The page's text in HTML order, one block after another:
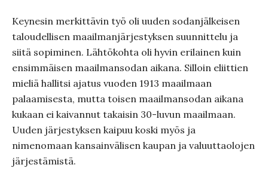
Keynesin merkittävin työ oli uuden sodanjälkeisen
taloudellisen maailmanjärjestyksen suunnittelu ja
siitä sopiminen. Lähtökohta oli hyvin erilainen kuin
ensimmäisen maailmansodan aikana. Silloin eliittien
mieliä hallitsi ajatus vuoden 1913 maailmaan
palaamisesta, mutta toisen maailmansodan aikana
kukaan ei kaivannut takaisin 30-luvun maailmaan.
Uuden järjestyksen kaipuu koski myös ja
nimenomaan kansainvälisen kaupan ja valuuttaolojen
järjestämistä.